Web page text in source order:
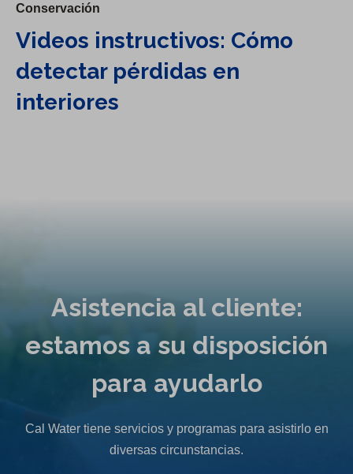
Conservación
Videos instructivos: Cómo
detectar pérdidas en
interiores
Asistencia al cliente:
estamos a su disposición
para ayudarlo
Cal Water tiene servicios y programas para asistirlo en
diversas circunstancias.